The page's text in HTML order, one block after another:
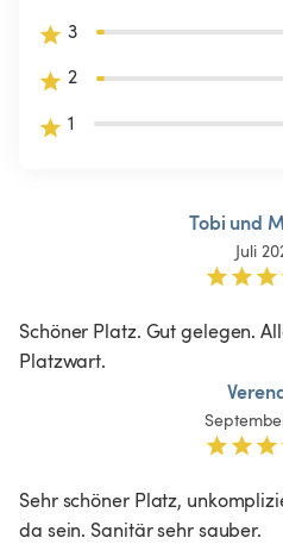
3
2
1
Tobi und
Juli
Schöner Platz. Gut gelegen.
Platzwart.
Sehr schöner Platz,
da sein. Sanitär sehr sauber.